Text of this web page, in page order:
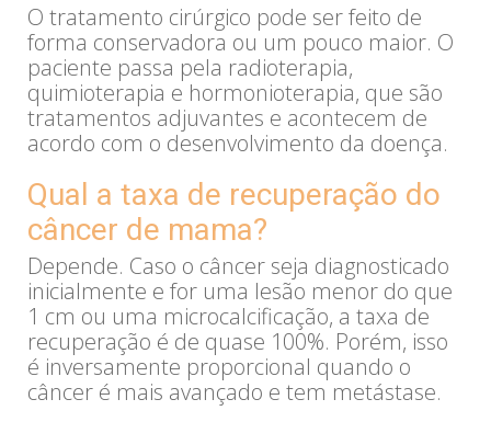
O tratamento cirúrgico pode ser feito de
forma conservadora ou um pouco maior. O
paciente passa pela radioterapia,
quimioterapia e hormonioterapia, que são
tratamentos adjuvantes e acontecem de
acordo com o desenvolvimento da doença.
Qual a taxa de recuperação do
câncer de mama?
Depende. Caso o câncer seja diagnosticado
inicialmente e for uma lesão menor do que
1 cm ou uma microcalcificação, a taxa de
recuperação é de quase 100%. Porém, isso
é inversamente proporcional quando o
câncer é mais avançado e tem metástase.